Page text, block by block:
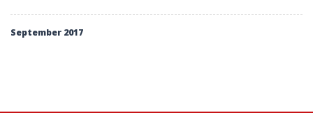
September 2017